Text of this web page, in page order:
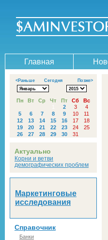
Главная
<Раньше Сегодня Позже>
Пн Вт Ср Чт Пт Сб
Вс
2 3
4
5
6 7 8 9 10
11
12
13 14 15 16 17
18
19
20 21 22 23 24
25
26
27 28 29 30 31
Актуально
Корни и ветви
демографических проблем
Маркетинговые
исследования
Справочник
Банки